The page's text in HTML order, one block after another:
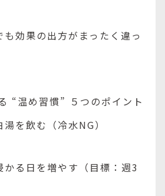
効果の出方がまったく違っ
“温め習慣” ５つのポイント
を飲む（冷水NG）
かる日を増やす（目標：週3